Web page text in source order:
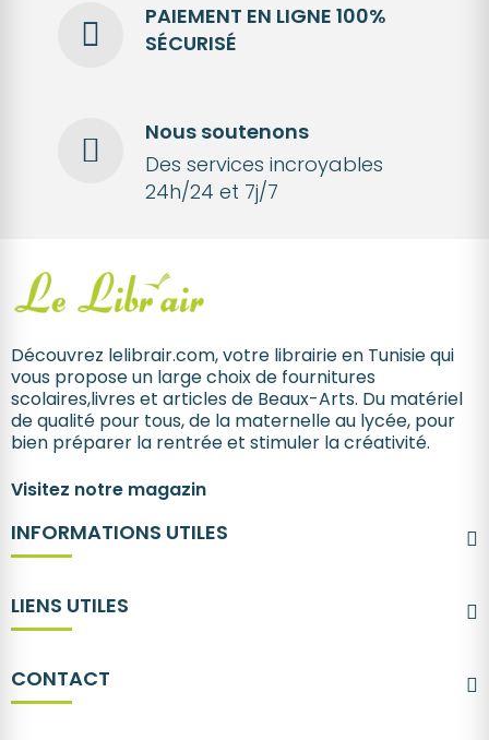
PAIEMENT EN LIGNE 100%
SÉCURISÉ
Nous soutenons
Des services incroyables
24h/24 et 7j/7
Découvrez lelibrair.com, votre librairie en Tunisie qui
vous propose un large choix de fournitures
scolaires,livres et articles de Beaux-Arts. Du matériel
de qualité pour tous, de la maternelle au lycée, pour
bien préparer la rentrée et stimuler la créativité.
Visitez notre magazin
INFORMATIONS UTILES
LIENS UTILES
CONTACT